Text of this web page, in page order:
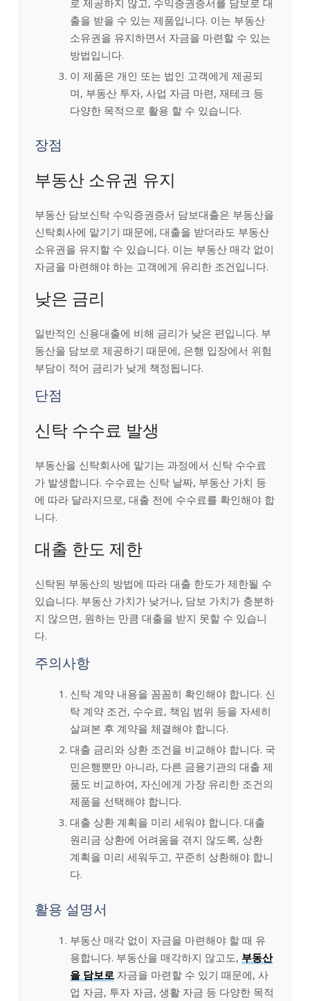
출을 받을 수 있는 제품입니다. 이는 부동산
소유권을 유지하면서 자금을 마련할 수 있는
방법입니다.
이 제품은 개인 또는 법인 고객에게 제공되
며, 부동산 투자, 사업 자금 마련, 재테크 등
다양한 목적으로 활용 할 수 있습니다.
장점
부동산 소유권 유지
부동산 담보신탁 수익증권증서 담보대출은 부동산을
신탁회사에 맡기기 때문에, 대출을 받더라도 부동산
소유권을 유지할 수 있습니다. 이는 부동산 매각 없이
자금을 마련해야 하는 고객에게 유리한 조건입니다.
낮은 금리
일반적인 신용대출에 비해 금리가 낮은 편입니다. 부
동산을 담보로 제공하기 때문에, 은행 입장에서 위험
부담이 적어 금리가 낮게 책정됩니다.
단점
신탁 수수료 발생
부동산을 신탁회사에 맡기는 과정에서 신탁 수수료
가 발생합니다. 수수료는 신탁 날짜, 부동산 가치 등
에 따라 달라지므로, 대출 전에 수수료를 확인해야 합
니다.
대출 한도 제한
신탁된 부동산의 방법에 따라 대출 한도가 제한될 수
있습니다. 부동산 가치가 낮거나, 담보 가치가 충분하
지 않으면, 원하는 만큼 대출을 받지 못할 수 있습니
다.
주의사항
신탁 계약 내용을 꼼꼼히 확인해야 합니다. 신
탁 계약 조건, 수수료, 책임 범위 등을 자세히
살펴본 후 계약을 체결해야 합니다.
대출 금리와 상환 조건을 비교해야 합니다. 국
민은행뿐만 아니라, 다른 금융기관의 대출 제
품도 비교하여, 자신에게 가장 유리한 조건의
제품을 선택해야 합니다.
대출 상환 계획을 미리 세워야 합니다. 대출
원리금 상환에 어려움을 겪지 않도록, 상환
계획을 미리 세워두고, 꾸준히 상환해야 합니
다.
활용 설명서
부동산 매각 없이 자금을 마련해야 할 때 유
용합니다. 부동산을 매각하지 않고도, 부동산
을 담보로 자금을 마련할 수 있기 때문에, 사
업 자금, 투자 자금, 생활 자금 등 다양한 목적